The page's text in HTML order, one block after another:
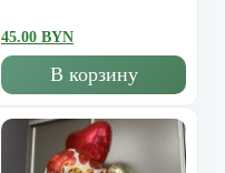
45.00 BYN
В корзину